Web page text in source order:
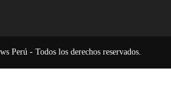
Perú - Todos los derechos reservados.